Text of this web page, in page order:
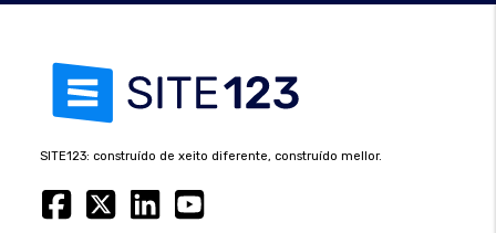
SITE123: construído de xeito diferente, construído mellor.